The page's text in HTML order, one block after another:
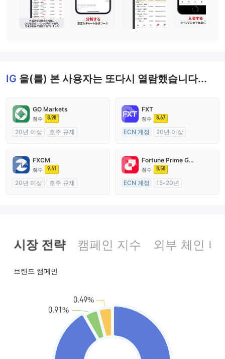
IG 을(를) 본 사용자는 또다시 열람했습니다...
GO Markets
점수 8.98
20년 이상
호주 규제
cTrader
FXT
점수 8.67
ECN 계정
20년 이상
외환 거래 라이선스 (MM)
마스터 레이블 MT4
FXCM
점수 9.41
20년 이상
호주 규제
Fortune Prime Global
점수 8.58
ECN 계정
15-20년
시장 전략 캠페인 지수 외부 체인 비